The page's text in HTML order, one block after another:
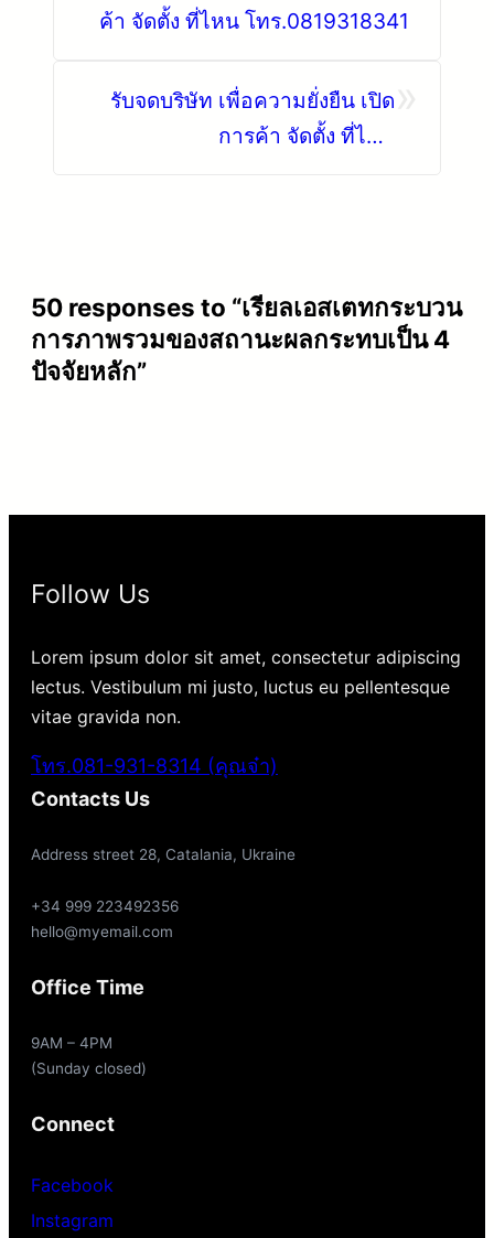
ค้า จัดตั้ง ที่ไหน โทร.0819318341
รับจดบริษัท เพื่อความยั่งยืน เปิด
การค้า จัดตั้ง ที่ไหน
50 responses to “เรียลเอสเตทกระบวน
การภาพรวมของสถานะผลกระทบเป็น 4
ปัจจัยหลัก”
Follow Us
Lorem ipsum dolor sit amet, consectetur adipiscing
lectus. Vestibulum mi justo, luctus eu pellentesque
vitae gravida non.
โทร.081-931-8314 (คุณจ๋า)
Contacts Us
Address street 28, Catalania, Ukraine
+34 999 223492356
hello@myemail.com
Office Time
9AM – 4PM
(Sunday closed)
Connect
Facebook
Instagram